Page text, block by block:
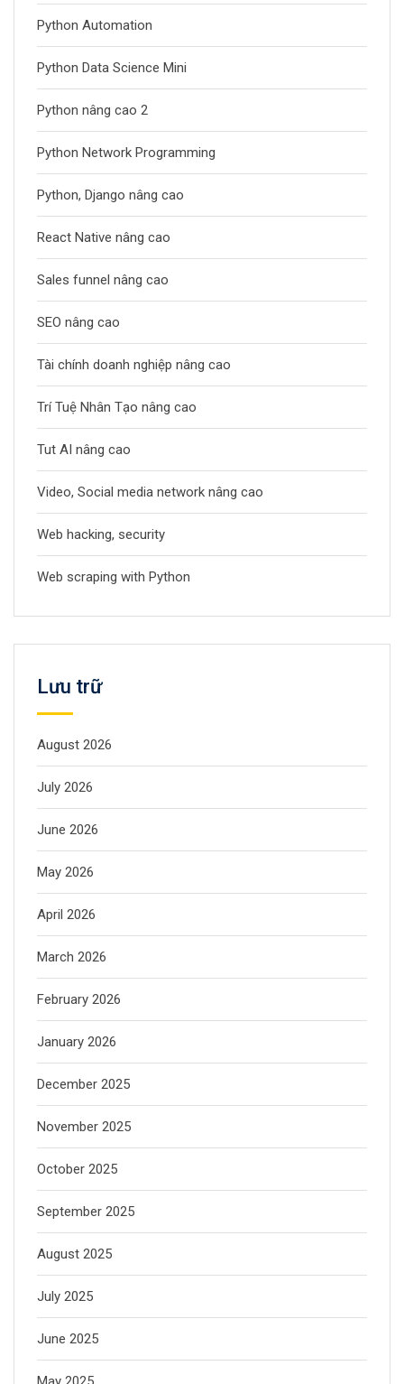
Python Automation
Python Data Science Mini
Python nâng cao 2
Python Network Programming
Python, Django nâng cao
React Native nâng cao
Sales funnel nâng cao
SEO nâng cao
Tài chính doanh nghiệp nâng cao
Trí Tuệ Nhân Tạo nâng cao
Tut AI nâng cao
Video, Social media network nâng cao
Web hacking, security
Web scraping with Python
Lưu trữ
August 2026
July 2026
June 2026
May 2026
April 2026
March 2026
February 2026
January 2026
December 2025
November 2025
October 2025
September 2025
August 2025
July 2025
June 2025